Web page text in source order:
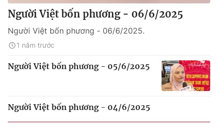
Người Việt bốn phương - 06/6/2025
Người Việt bốn phương - 06/6/2025.
1 năm trước
Người Việt bốn phương - 05/6/2025
Người Việt bốn phương - 04/6/2025